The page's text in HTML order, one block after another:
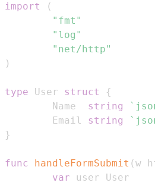
import
(
"fmt"
"log"
"net/http"
)
type User struct
{
        Name
string
        Email
string
}
func handleFormSubmit (w
var